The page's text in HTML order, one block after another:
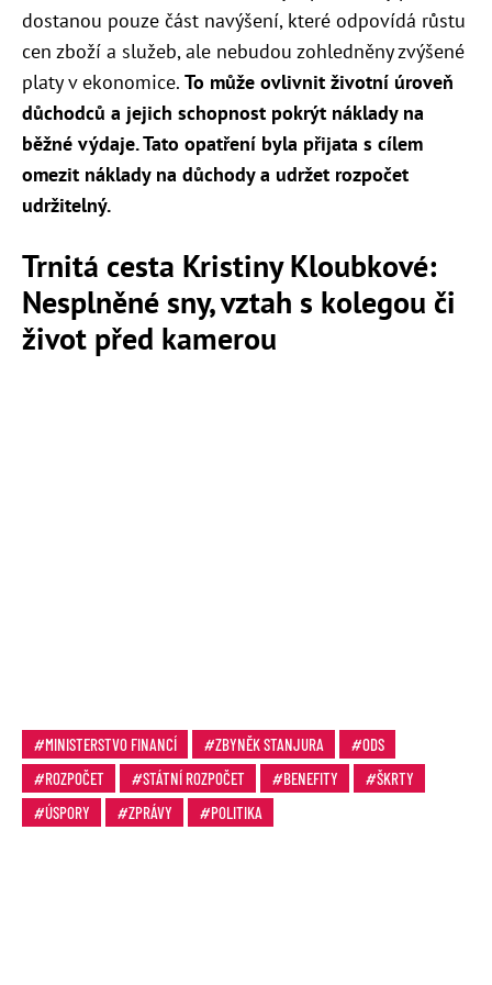
dostanou pouze část navýšení, které odpovídá růstu
cen zboží a služeb, ale nebudou zohledněny zvýšené
platy v ekonomice. To může ovlivnit životní úroveň
důchodců a jejich schopnost pokrýt náklady na
běžné výdaje. Tato opatření byla přijata s cílem
omezit náklady na důchody a udržet rozpočet
udržitelný.
Trnitá cesta Kristiny Kloubkové:
Nesplněné sny, vztah s kolegou či
život před kamerou
MINISTERSTVO FINANCÍ ZBYNĚK STANJURA
ODS
ROZPOČET
STÁTNÍ ROZPOČET BENEFITY
ŠKRTY
ÚSPORY
ZPRÁVY POLITIKA